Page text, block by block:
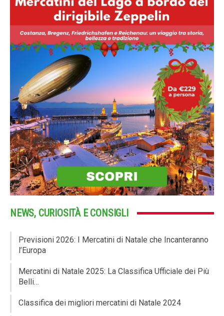
NEWS, CURIOSITÀ E CONSIGLI
Previsioni 2026: I Mercatini di Natale che Incanteranno
l’Europa
Mercatini di Natale 2025: La Classifica Ufficiale dei Più
Belli…
Classifica dei migliori mercatini di Natale 2024